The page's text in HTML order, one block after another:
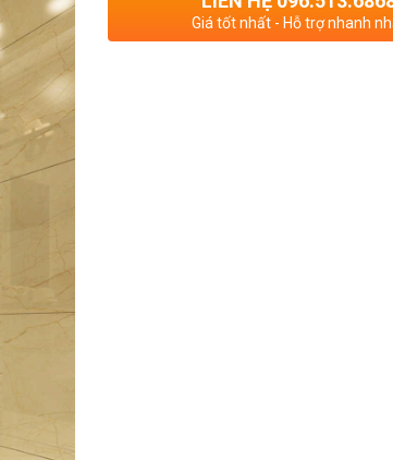
Giá tốt nhất - Hỗ trợ nhanh